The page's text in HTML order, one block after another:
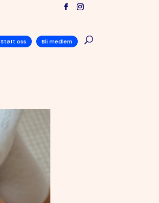
Støtt oss Bli medlem